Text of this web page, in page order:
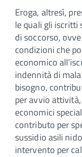
Eroga, altresì,
le quali gli
di soccorso,
condizioni che
economico
indennità di
bisogno,
per avvio
economici
contributo per
sussidio asili
intervento per